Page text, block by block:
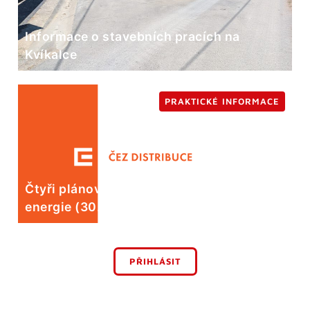
Informace o stavebních pracích na
Kvíkalce
Čtyři plánované odstávky elektrické
energie (30. 7.)
PRAKTICKÉ INFORMACE
PŘIHLÁSIT